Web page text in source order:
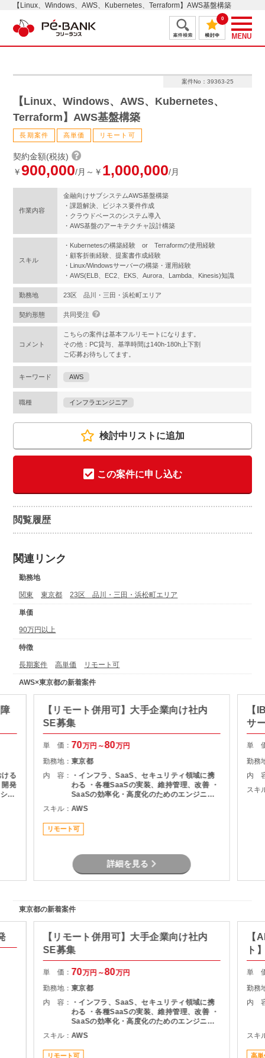
【Linux、Windows、AWS、Kubernetes、Terraform】AWS基盤構築
0
案件No：39363-25
【Linux、Windows、AWS、Kubernetes、
Terraform】AWS基盤構築
長期案件 高単価 リモート可
契約金額(税抜)
￥900,000/月～￥ 1,000,000/月
作業内容
金融向けサブシステムAWS基盤構築
・課題解決、ビジネス要件作成
・クラウドベースのシステム導入
・AWS基盤のアーキテクチャ設計構築
スキル
・Kubernetesの構築経験 or Terraformの使用経験
・顧客折衝経験、提案書作成経験
・Linux/Windowsサーバーの構築・運用経験
・AWS(ELB、EC2、EKS、Aurora、Lambda、Kinesis)知識
勤務地 23区 品川・三田・浜松町エリア
契約形態 共同受注
コメント
こちらの案件は基本フルリモートになります。
その他：PC貸与、基準時間は140h‐180h上下割
ご応募お待ちしてます。
キーワード AWS
職種 インフラエンジニア
検討中リストに追加
この案件に申し込む
閲覧履歴
関連リンク
勤務地
関東 東京都 23区 品川・三田・浜松町エリア
単価
90万円以上
特徴
長期案件 高単価 リモート可
AWS×東京都の新着案件
る
ョ
【リモート併用可】大手企業向け社内
SE募集
単 価： 70万円～80万円
勤務地：東京都
内 容：
・インフラ、SaaS、セキュリティ領域に携
わる ・各種SaaSの実装、維持管理、改善 ・
SaaSの効率化・高度化のためのエンジニア
リング ・SaaSのシステム課題・障害に対す
る対策の計画と実装 ・社内NWやオンプレサ
ーバの運用保守 ・拠点のネットワーク配備担
当
スキル：AWS
リモート可
詳細を見る
【
サ
単
勤務
内
スキ
東京都の新着案件
【リモート併用可】大手企業向け社内
SE募集
単 価： 70万円～80万円
勤務地：東京都
内 容：
・インフラ、SaaS、セキュリティ領域に携
わる ・各種SaaSの実装、維持管理、改善 ・
SaaSの効率化・高度化のためのエンジニア
リング ・SaaSのシステム課題・障害に対す
る対策の計画と実装 ・社内NWやオンプレサ
ーバの運用保守 ・拠点のネットワーク配備担
スキル：AWS
リモート可
【
ト
単
勤務
内
スキ
高単